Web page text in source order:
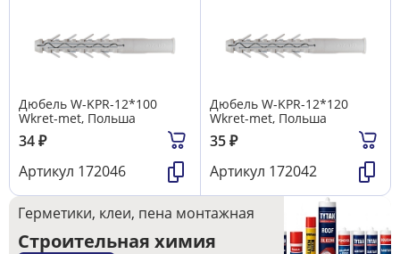
Дюбель W-KРR-12*100
Wkret-met, Польша
34₽
Артикул 172046
Дюбель W-KРR-12*120
Wkret-met, Польша
35₽
Артикул 172042
Герметики, клеи, пена монтажная
Строительная химия